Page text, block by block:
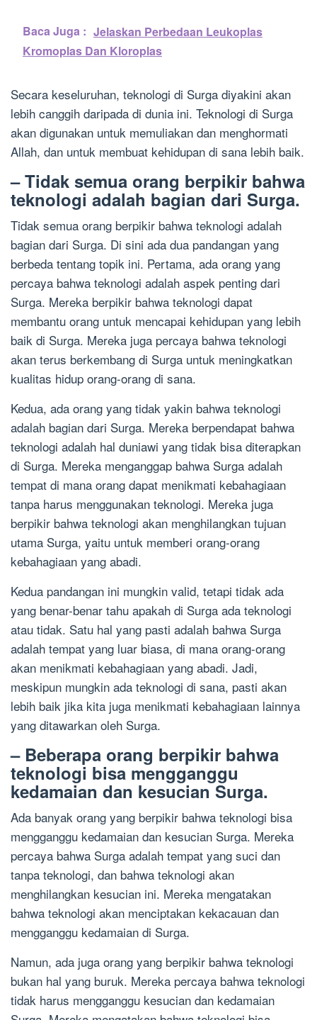
Baca Juga : Jelaskan Perbedaan Leukoplas
Kromoplas Dan Kloroplas
Secara keseluruhan, teknologi di Surga diyakini akan
lebih canggih daripada di dunia ini. Teknologi di Surga
akan digunakan untuk memuliakan dan menghormati
Allah, dan untuk membuat kehidupan di sana lebih baik.
– Tidak semua orang berpikir bahwa
teknologi adalah bagian dari Surga.
Tidak semua orang berpikir bahwa teknologi adalah
bagian dari Surga. Di sini ada dua pandangan yang
berbeda tentang topik ini. Pertama, ada orang yang
percaya bahwa teknologi adalah aspek penting dari
Surga. Mereka berpikir bahwa teknologi dapat
membantu orang untuk mencapai kehidupan yang lebih
baik di Surga. Mereka juga percaya bahwa teknologi
akan terus berkembang di Surga untuk meningkatkan
kualitas hidup orang-orang di sana.
Kedua, ada orang yang tidak yakin bahwa teknologi
adalah bagian dari Surga. Mereka berpendapat bahwa
teknologi adalah hal duniawi yang tidak bisa diterapkan
di Surga. Mereka menganggap bahwa Surga adalah
tempat di mana orang dapat menikmati kebahagiaan
tanpa harus menggunakan teknologi. Mereka juga
berpikir bahwa teknologi akan menghilangkan tujuan
utama Surga, yaitu untuk memberi orang-orang
kebahagiaan yang abadi.
Kedua pandangan ini mungkin valid, tetapi tidak ada
yang benar-benar tahu apakah di Surga ada teknologi
atau tidak. Satu hal yang pasti adalah bahwa Surga
adalah tempat yang luar biasa, di mana orang-orang
akan menikmati kebahagiaan yang abadi. Jadi,
meskipun mungkin ada teknologi di sana, pasti akan
lebih baik jika kita juga menikmati kebahagiaan lainnya
yang ditawarkan oleh Surga.
– Beberapa orang berpikir bahwa
teknologi bisa mengganggu
kedamaian dan kesucian Surga.
Ada banyak orang yang berpikir bahwa teknologi bisa
mengganggu kedamaian dan kesucian Surga. Mereka
percaya bahwa Surga adalah tempat yang suci dan
tanpa teknologi, dan bahwa teknologi akan
menghilangkan kesucian ini. Mereka mengatakan
bahwa teknologi akan menciptakan kekacauan dan
mengganggu kedamaian di Surga.
Namun, ada juga orang yang berpikir bahwa teknologi
bukan hal yang buruk. Mereka percaya bahwa teknologi
tidak harus mengganggu kesucian dan kedamaian